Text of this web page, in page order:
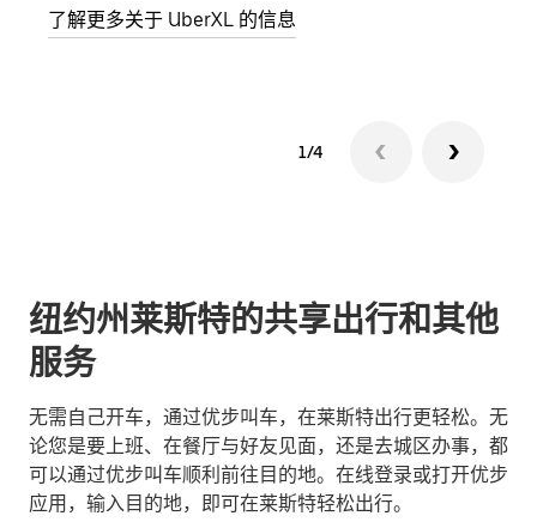
了解更多关于 UberXL 的信息
1/4
纽约州莱斯特的共享出行和其他
服务
无需自己开车，通过优步叫车，在莱斯特出行更轻松。无
论您是要上班、在餐厅与好友见面，还是去城区办事，都
可以通过优步叫车顺利前往目的地。在线登录或打开优步
应用，输入目的地，即可在莱斯特轻松出行。